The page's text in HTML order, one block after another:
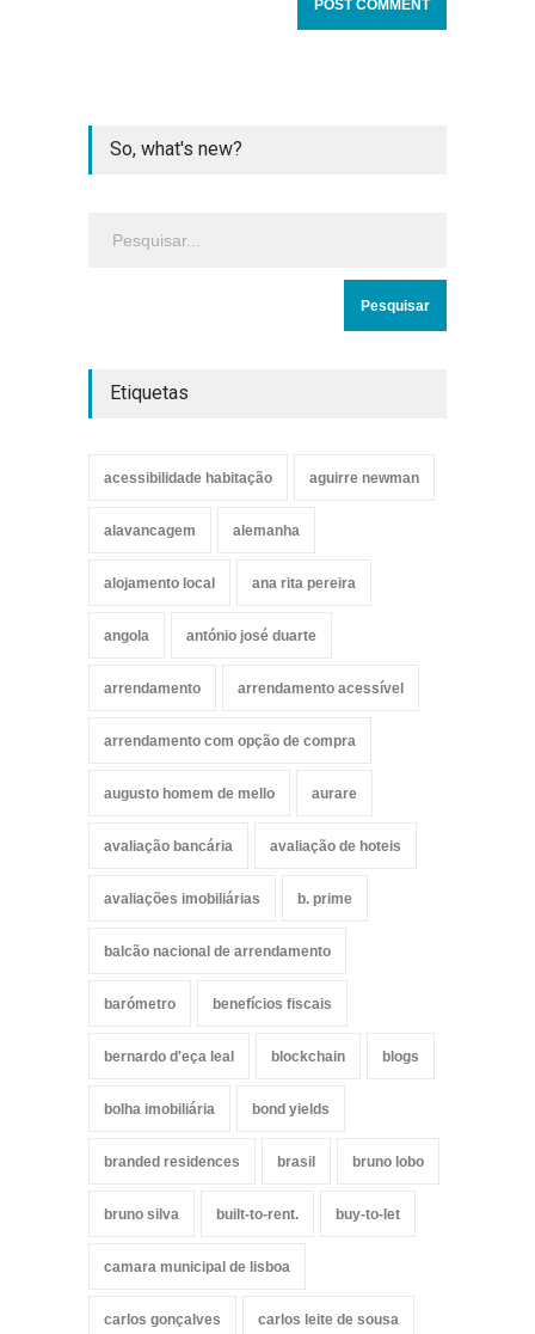
So, what's new?
Etiquetas
acessibilidade habitação aguirre newman
alavancagem alemanha
alojamento local ana rita pereira
angola antónio josé duarte
arrendamento arrendamento acessível
arrendamento com opção de compra
augusto homem de mello aurare
avaliação bancária avaliação de hoteis
avaliações imobiliárias b. prime
balcão nacional de arrendamento
barómetro benefícios fiscais
bernardo d'eça leal blockchain blogs
bolha imobiliária bond yields
branded residences brasil bruno lobo
bruno silva built-to-rent. buy-to-let
camara municipal de lisboa
carlos gonçalves carlos leite de sousa